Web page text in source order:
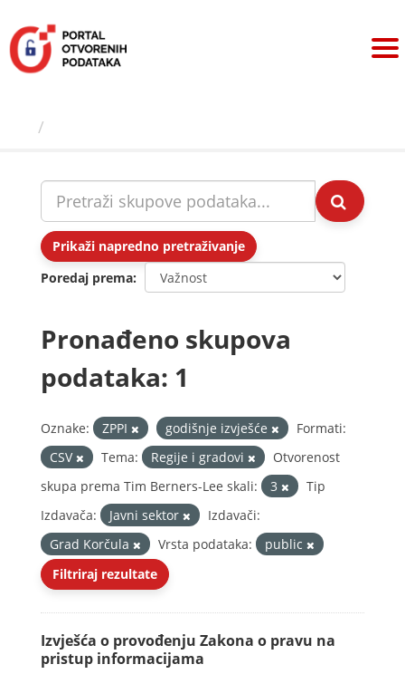
sadržaj
Prikaži napredno pretraživanje
Poredaj prema
Pronađeno skupova
podataka: 1
Oznake: ZPPI godišnje izvješće
Formati:
CSV
Tema: Regije i gradovi
Otvorenost
skupa prema Tim Berners-Lee skali:
3
Tip
Izdavača:
Javni sektor
Izdavači:
Grad Korčula
Vrsta podataka:
public
Filtriraj rezultate
Izvješća o provođenju Zakona o pravu na
pristup informacijama